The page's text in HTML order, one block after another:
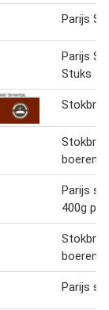
Parijs
Parijs
Stuks
boeren
Parijs
400g
boeren
Parijs